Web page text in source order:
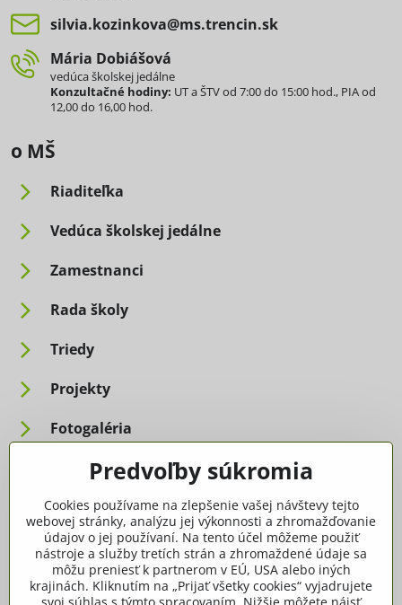
silvia​.kozinkova​@ms​.trencin​.sk
Mária Dobiášová
vedúca školskej jedálne
Konzultačné hodiny: UT a ŠTV od 7:00 do 15:00 hod., PIA od
12,00 do 16,00 hod.
o MŠ
Riaditeľka
Vedúca školskej jedálne
Zamestnanci
Rada školy
Triedy
Projekty
Fotogaléria
Informácie pre rodičov
Dôležité informácie
Ako spracúvame osobné údaje
Tlačivá, dokumenty
Predvoľby súkromia
Cookies používame na zlepšenie vašej návštevy tejto
webovej stránky, analýzu jej výkonnosti a zhromažďovanie
údajov o jej používaní. Na tento účel môžeme použiť
nástroje a služby tretích strán a zhromaždené údaje sa
môžu preniesť k partnerom v EÚ, USA alebo iných
krajinách. Kliknutím na „Prijať všetky cookies“ vyjadrujete